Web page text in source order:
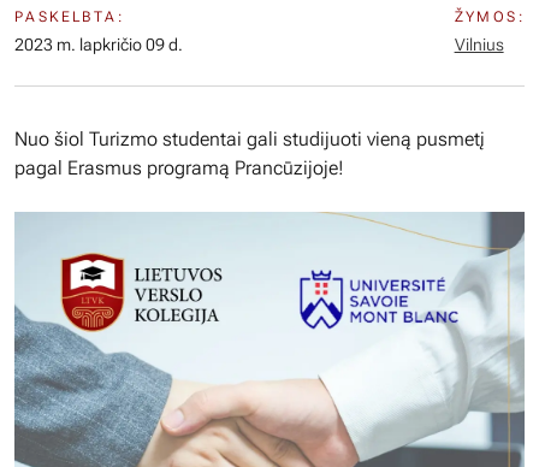
PASKELBTA:
2023 m. lapkričio 09 d.
ŽYMOS:
Vilnius
Nuo šiol Turizmo studentai gali studijuoti vieną pusmetį
pagal Erasmus programą Prancūzijoje!